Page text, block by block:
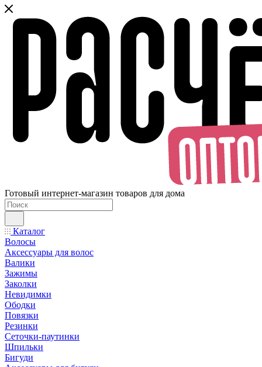
Готовый интернет-магазин товаров для дома
Каталог
Волосы
Аксессуары для волос
Валики
Зажимы
Заколки
Невидимки
Ободки
Повязки
Резинки
Сеточки-паутинки
Шпильки
Бигуди